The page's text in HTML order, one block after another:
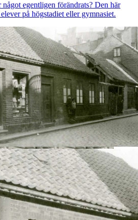
egentligen förändrats? Den här
på högstadiet eller gymnasiet.